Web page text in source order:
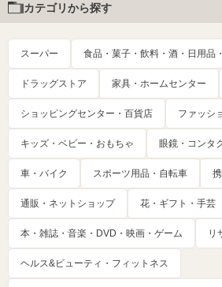
カテゴリから探す
スーパー 食品・菓子・飲料・酒・日用品
ドラッグストア 家具・ホームセンター
ショッピングセンター・百貨店 ファッシ
キッズ・ベビー・おもちゃ 眼鏡・コンタ
車・バイク スポーツ用品・自転車
通販・ネットショップ 花・ギフト・手芸
本・雑誌・音楽・DVD・映画・ゲーム リ
ヘルス&ビューティ・フィットネス